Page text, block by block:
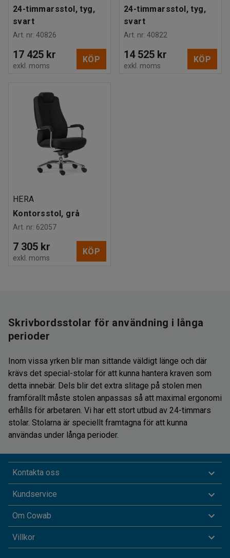
24-timmarsstol, tyg,
svart
Art. nr: 40826
17 425 kr
exkl. moms
KÖP
24-timmarsstol, tyg,
svart
Art. nr: 40822
14 525 kr
exkl. moms
KÖP
HERA
Kontorsstol, grå
Art. nr: 62057
7 305 kr
exkl. moms
KÖP
Skrivbordsstolar för användning i långa
perioder
Inom vissa yrken blir man sittande väldigt länge och där
krävs det special-stolar för att kunna hantera kraven som
detta innebär. Dels blir det extra slitage på stolen men
framförallt måste stolen anpassas så att maximal ergonomi
erhålls för arbetaren. Vi har ett stort utbud av 24-timmars
stolar. Stolarna är speciellt framtagna för att kunna
användas under långa perioder.
Kontakta oss
Kundservice
Om Cowab
Villkor